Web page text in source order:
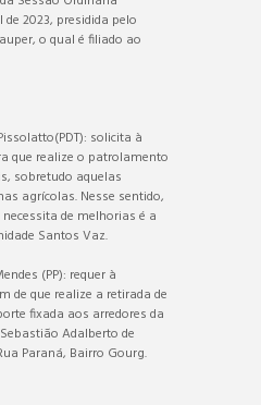
2023, presidida pelo
o qual é filiado ao
solicita à
que realize o patrolamento
sobretudo aquelas
agrícolas. Nesse sentido,
de melhorias é a
Santos Vaz.
(PP): requer à
de que realize a retirada de
fixada aos arredores da
Adalberto de
Paraná, Bairro Gourg.